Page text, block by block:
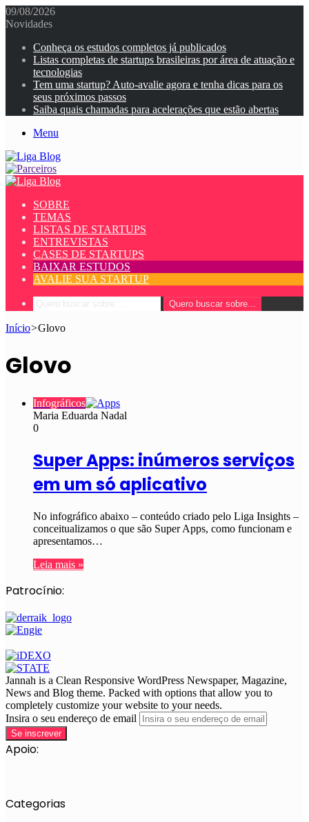
09/08/2026
Novidades
Conheça os estudos completos já publicados
Listas completas de startups brasileiras por área de atuação e
tecnologias
Tem uma startup? Auto-avalie agora e tenha dicas para os
seus próximos passos
Saiba quais chamadas para acelerações que estão abertas
Menu
SOBRE
TEMAS
LISTAS DE STARTUPS
ENTREVISTAS
CASES DE STARTUPS
BAIXAR ESTUDOS
AVALIE SUA STARTUP
Quero buscar sobre...
Início>Glovo
Glovo
Infográficos
Maria Eduarda Nadal
0
Super Apps: inúmeros serviços
em um só aplicativo
No infográfico abaixo – conteúdo criado pelo Liga Insights –
conceitualizamos o que são Super Apps, como funcionam e
apresentamos…
Leia mais »
Patrocínio:
Jannah is a Clean Responsive WordPress Newspaper, Magazine,
News and Blog theme. Packed with options that allow you to
completely customize your website to your needs.
Insira o seu endereço de email
Apoio:
Categorias